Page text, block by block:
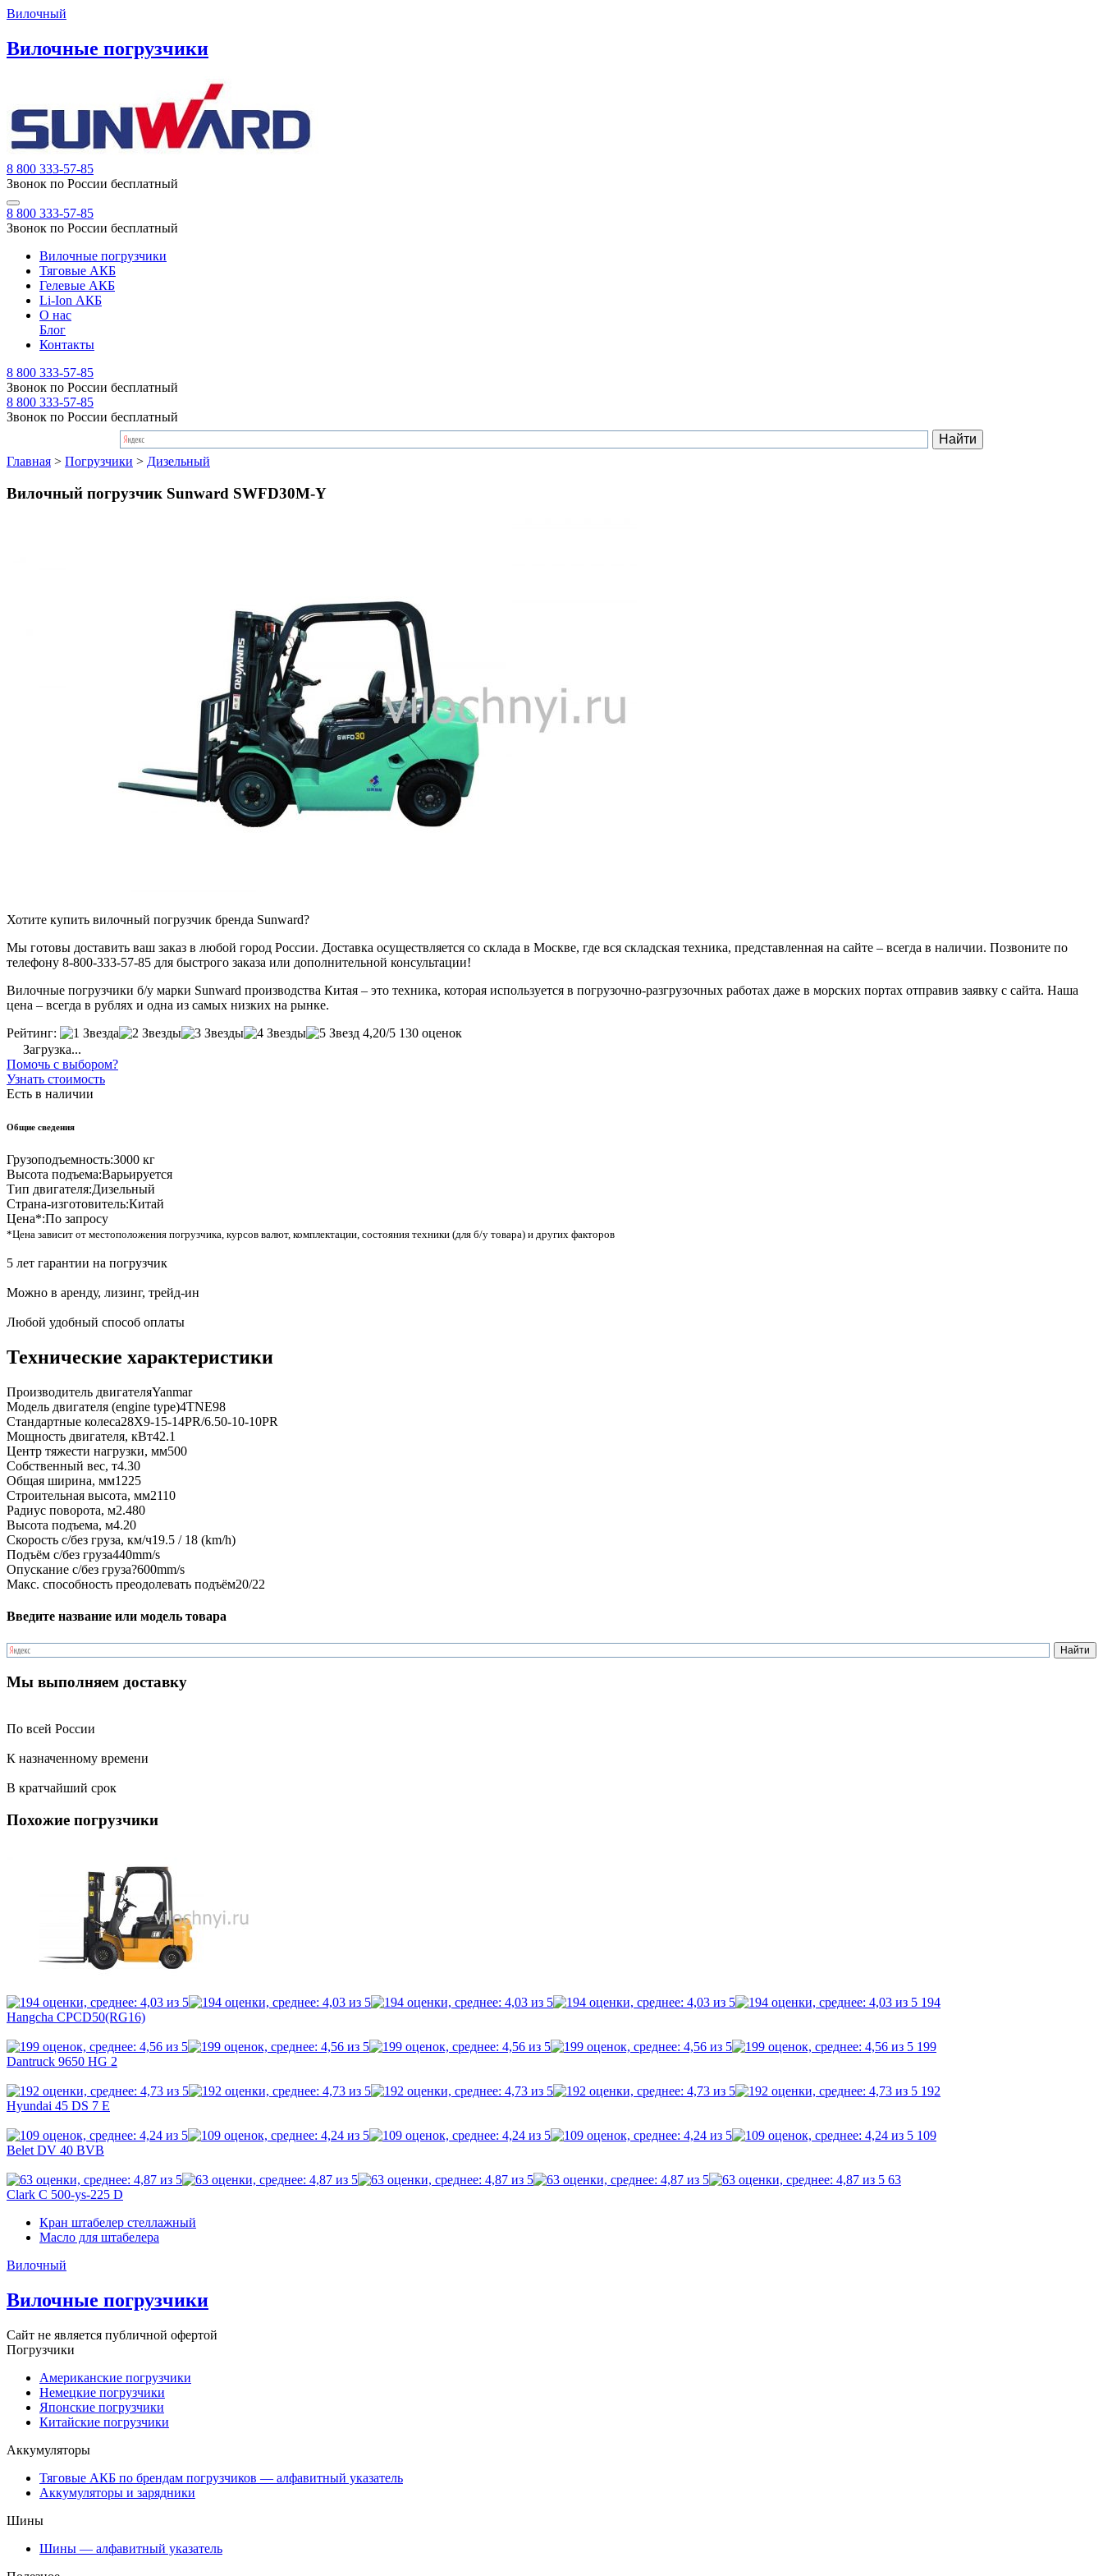
Вилочный
Вилочные погрузчики
8 800 333-57-85
Звонок по России бесплатный
8 800 333-57-85
Звонок по России бесплатный
Вилочные погрузчики
Тяговые АКБ
Гелевые АКБ
Li-Ion АКБ
О нас
Блог
Контакты
8 800 333-57-85
Звонок по России бесплатный
8 800 333-57-85
Звонок по России бесплатный
Главная > Погрузчики > Дизельный
Вилочный погрузчик Sunward SWFD30M-Y
Хотите купить вилочный погрузчик бренда Sunward?
Мы готовы доставить ваш заказ в любой город России. Доставка осуществляется со склада в Москве, где вся складская техника, представленная на сайте – всегда в наличии. Позвоните по
телефону 8-800-333-57-85 для быстрого заказа или дополнительной консультации!
Вилочные погрузчики б/у марки Sunward производства Китая – это техника, которая используется в погрузочно-разгрузочных работах даже в морских портах отправив заявку с сайта. Наша
цена – всегда в рублях и одна из самых низких на рынке.
Рейтинг:
4,20/5 130 оценок
Загрузка...
Помочь с выбором?
Узнать стоимость
Есть в наличии
Общие сведения
Грузоподъемность:3000 кг
Высота подъема:Варьируется
Тип двигателя:Дизельный
Страна-изготовитель:Китай
Цена*:По запросу
*Цена зависит от местоположения погрузчика, курсов валют, комплектации, состояния техники (для б/у товара) и других факторов
5 лет гарантии на погрузчик
Можно в аренду, лизинг, трейд-ин
Любой удобный способ оплаты
Технические характеристики
Производитель двигателяYanmar
Модель двигателя (engine type)4TNE98
Стандартные колеса28X9-15-14PR/6.50-10-10PR
Мощность двигателя, кВт42.1
Центр тяжести нагрузки, мм500
Собственный вес, т4.30
Общая ширина, мм1225
Строительная высота, мм2110
Радиус поворота, м2.480
Высота подъема, м4.20
Скорость с/без груза, км/ч19.5 / 18 (km/h)
Подъём с/без груза440mm/s
Опускание с/без груза?600mm/s
Макс. способность преодолевать подъём20/22
Введите название или модель товара
Мы выполняем доставку
По всей России
К назначенному времени
В кратчайший срок
Похожие погрузчики
194
Hangcha CPCD50(RG16)
199
Dantruck 9650 HG 2
192
Hyundai 45 DS 7 E
109
Belet DV 40 BVB
63
Clark C 500-ys-225 D
Кран штабелер стеллажный
Масло для штабелера
Вилочный
Вилочные погрузчики
Сайт не является публичной офертой
Погрузчики
Американские погрузчики
Немецкие погрузчики
Японские погрузчики
Китайские погрузчики
Аккумуляторы
Тяговые АКБ по брендам погрузчиков — алфавитный указатель
Аккумуляторы и зарядники
Шины
Шины — алфавитный указатель